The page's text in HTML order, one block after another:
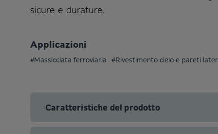
sicure e durature.
Applicazioni
#Massicciata ferroviaria #Rivestimento cielo e pareti
Caratteristiche del prodotto